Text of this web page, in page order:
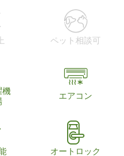
ペット相談可
機
エアコン
オートロック